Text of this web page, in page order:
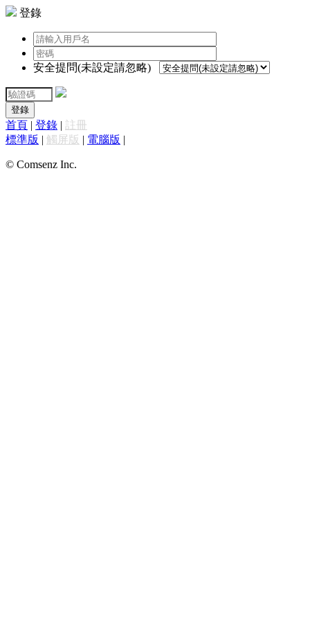
登錄
安全提問(未設定請忽略)
登錄
首頁 | 登錄 | 註冊
標準版 | 觸屏版 | 電腦版 |
© Comsenz Inc.